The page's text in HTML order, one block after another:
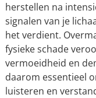
herstellen na
signalen van je
het verdient.
fysieke schade
vermoeidheid en
daarom essentieel
luisteren en